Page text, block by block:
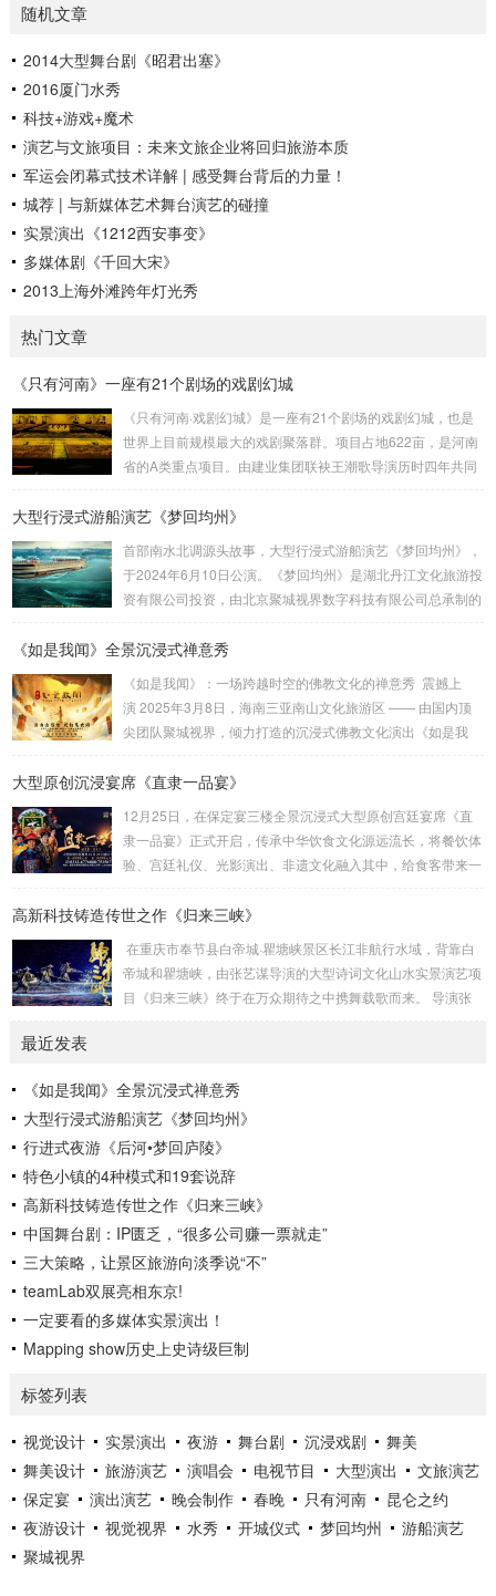
随机文章
2014大型舞台剧《昭君出塞》
2016厦门水秀
科技+游戏+魔术
演艺与文旅项目：未来文旅企业将回归旅游本质
军运会闭幕式技术详解 | 感受舞台背后的力量！
城荐 | 与新媒体艺术舞台演艺的碰撞
实景演出《1212西安事变》
多媒体剧《千回大宋》
2013上海外滩跨年灯光秀
热门文章
《只有河南》一座有21个剧场的戏剧幻城
《只有河南·戏剧幻城》是一座有21个剧场的戏剧幻城，也是
世界上目前规模最大的戏剧聚落群。项目占地622亩，是河南
省的A类重点项目。由建业集团联袂王潮歌导演历时四年共同
——“只有”系列的扛鼎之作。作为一部以厚重的中原文化为题
述河南故事。王潮歌导演用棋盘的格局把土地方格化、戏剧
化，将数个剧场聚落群粘合在一起，为世界打造了一个戏剧王
国。聚城视界深度参与了该项目，负责了幻...
大型行浸式游船演艺《梦回均州》
首部南水北调源头故事，大型行浸式游船演艺《梦回均州》，
于2024年6月10日公演。《梦回均州》是湖北丹江文化旅游投
资有限公司投资，由北京聚城视界数字科技有限公司总承制的
团队：刘峰 杨佳佳 作品聚城视界 总制作总 设 计：刘峰总 导
明技术总监：崔法明舞蹈编导：吴琼 李静作曲音乐：方浚豪
舞美设计：李劼鹏主题包装：王雍舞美工程：大连金沅装...
《如是我闻》全景沉浸式禅意秀
《如是我闻》：一场跨越时空的佛教文化的禅意秀 震撼上
演 2025年3月8日，海南三亚南山文化旅游区 —— 由国内顶
尖团队聚城视界，倾力打造的沉浸式佛教文化演出《如是我
作品，通过创新的舞台设计、先进的科技手段和深刻的文化内
教哲理与现代科技深度融合的沉浸式演出，全景沉浸式禅意秀
《如是我闻》不仅是一场视觉与听觉的盛宴，更是一次对生
命、...
大型原创沉浸宴席《直隶一品宴》
12月25日，在保定宴三楼全景沉浸式大型原创宫廷宴席《直
隶一品宴》正式开启，传承中华饮食文化源远流长，将餐饮体
验、宫廷礼仪、光影演出、非遗文化融入其中，给食客带来一
官府菜第六代传承人，保定宴董事长梁连起先生致力于官府菜
餐一饭精雕细琢尽显匠心传承，将非遗美食与原创戏剧以宴席
的形式呈现在大众面前，让客人审视特定时代的文化遗存，感
受直隶文化的独特魅力。《直隶一品宴》讲述直隶官...
高新科技铸造传世之作《归来三峡》
在重庆市奉节县白帝城·瞿塘峡景区长江非航行水域，背靠白
帝城和瞿塘峡，由张艺谋导演的大型诗词文化山水实景演艺项
目《归来三峡》终于在万众期待之中携舞载歌而来。 导演张
咽喉，吴楚万里之襟带”，是一座拥有2300多年灿烂文明的“中
华诗城”。作为重庆市文旅“三峡牌”的主战场和最前线，《归来
三峡...
最近发表
《如是我闻》全景沉浸式禅意秀
大型行浸式游船演艺《梦回均州》
行进式夜游《后河•梦回庐陵》
特色小镇的4种模式和19套说辞
高新科技铸造传世之作《归来三峡》
中国舞台剧：IP匮乏，“很多公司赚一票就走”
三大策略，让景区旅游向淡季说“不”
teamLab双展亮相东京!
一定要看的多媒体实景演出！
Mapping show历史上史诗级巨制
标签列表
视觉设计 实景演出 夜游 舞台剧 沉浸戏剧
舞美
舞美设计
旅游演艺 演唱会 电视节目 大型演出
文旅演艺
保定宴
演出演艺 晚会制作 春晚 只有河南
昆仑之约
夜游设计
视觉视界 水秀 开城仪式 梦回均州
游船演艺
聚城视界